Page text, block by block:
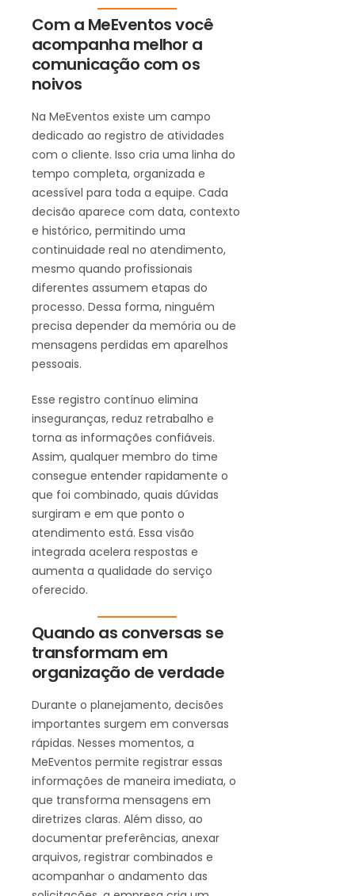
Com a MeEventos você
acompanha melhor a
comunicação com os
noivos
Na MeEventos existe um campo
dedicado ao registro de atividades
com o cliente. Isso cria uma linha do
tempo completa, organizada e
acessível para toda a equipe. Cada
decisão aparece com data, contexto
e histórico, permitindo uma
continuidade real no atendimento,
mesmo quando profissionais
diferentes assumem etapas do
processo. Dessa forma, ninguém
precisa depender da memória ou de
mensagens perdidas em aparelhos
pessoais.
Esse registro contínuo elimina
inseguranças, reduz retrabalho e
torna as informações confiáveis.
Assim, qualquer membro do time
consegue entender rapidamente o
que foi combinado, quais dúvidas
surgiram e em que ponto o
atendimento está. Essa visão
integrada acelera respostas e
aumenta a qualidade do serviço
oferecido.
Quando as conversas se
transformam em
organização de verdade
Durante o planejamento, decisões
importantes surgem em conversas
rápidas. Nesses momentos, a
MeEventos permite registrar essas
informações de maneira imediata, o
que transforma mensagens em
diretrizes claras. Além disso, ao
documentar preferências, anexar
arquivos, registrar combinados e
acompanhar o andamento das